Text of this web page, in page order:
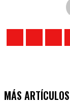
MÁS ARTÍCULOS